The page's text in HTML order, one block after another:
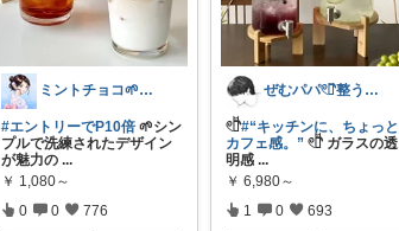
ミントチョコ🌱いつもありがとう
#エントリーでP10倍 🌱シン
プルで洗練されたデザイン
が魅力の ...
￥ 1,080～
0 0 776
ぜむパパ𓏲𓎨整う暮らしのお手伝い
𓏲𓎨#“キッチンに、ちょっと
カフェ感。” 𓏲𓎨 ガラスの透
明感 ...
￥ 6,980～
1 0 693